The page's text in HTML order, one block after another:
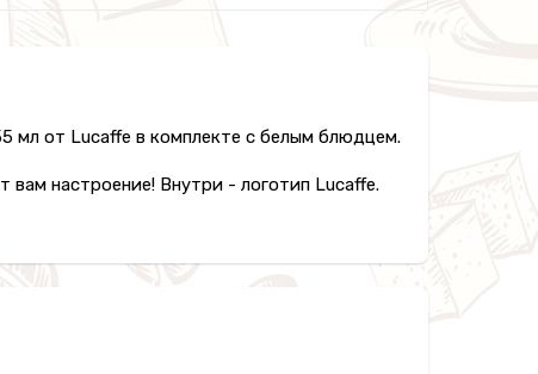
мл от Lucaffe в комплекте с белым блюдцем.
вам настроение! Внутри - логотип Lucaffe.